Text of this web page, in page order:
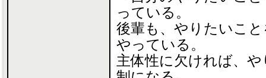
っている。
後輩も、やりたいこ
やっている。
主体性に欠ければ、